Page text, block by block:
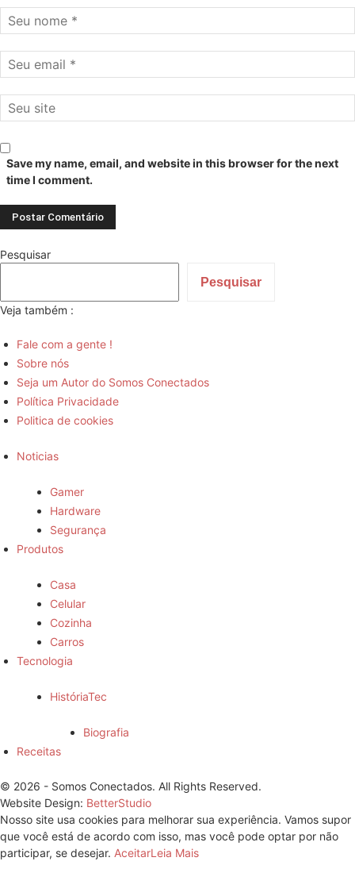
Save my name, email, and website in this browser for the next
time I comment.
Pesquisar
Pesquisar
Veja também :
Fale com a gente !
Sobre nós
Seja um Autor do Somos Conectados
Política Privacidade
Politica de cookies
Noticias
Gamer
Hardware
Segurança
Produtos
Casa
Celular
Cozinha
Carros
Tecnologia
HistóriaTec
Biografia
Receitas
© 2026 - Somos Conectados. All Rights Reserved.
Website Design: BetterStudio
Nosso site usa cookies para melhorar sua experiência. Vamos supor
que você está de acordo com isso, mas você pode optar por não
participar, se desejar. AceitarLeia Mais